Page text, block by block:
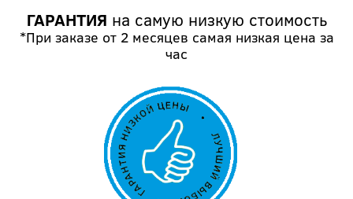
ГАРАНТИЯ на самую низкую стоимость
*При заказе от 2 месяцев самая низкая цена за
час